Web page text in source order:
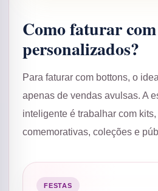
Como faturar
personalizados?
Para faturar com bottons, o
apenas de vendas avulsas. A
inteligente é trabalhar com
comemorativas, coleções e
FESTAS